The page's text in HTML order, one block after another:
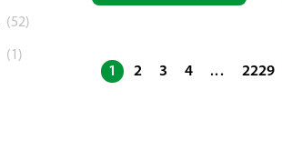
(52)
(1)
1 2 3 4 ... 2229